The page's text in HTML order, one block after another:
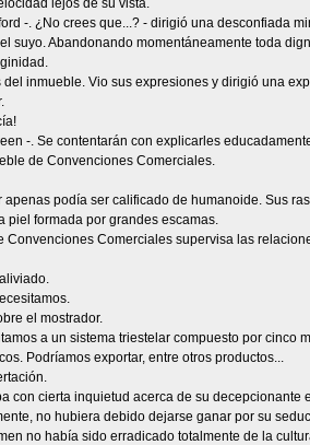
lejos de su vista.
-. ¿No crees que...? - dirigió una desconfiada
suyo. Abandonando momentáneamente toda
inmueble. Vio sus expresiones y dirigió una
-. Se contentarán con explicarles
de Convenciones Comerciales.
podía ser calificado de humanoide. Sus
piel formada por grandes escamas.
Convenciones Comerciales supervisa las
el mostrador.
a un sistema triestelar compuesto por cinco
Podríamos exportar, entre otros productos...
con cierta inquietud acerca de su
no hubiera debido dejarse ganar por su
no había sido erradicado totalmente de la